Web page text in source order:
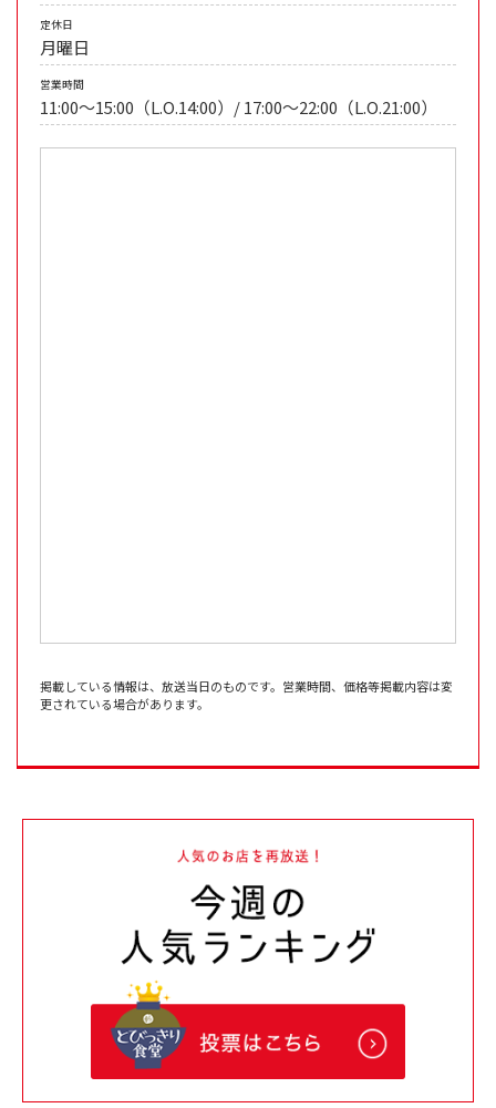
定休日
月曜日
営業時間
11:00〜15:00（L.O.14:00）/ 17:00〜22:00（L.O.21:00）
掲載している情報は、放送当日のものです。営業時間、価格等掲載内容は変
更されている場合があります。